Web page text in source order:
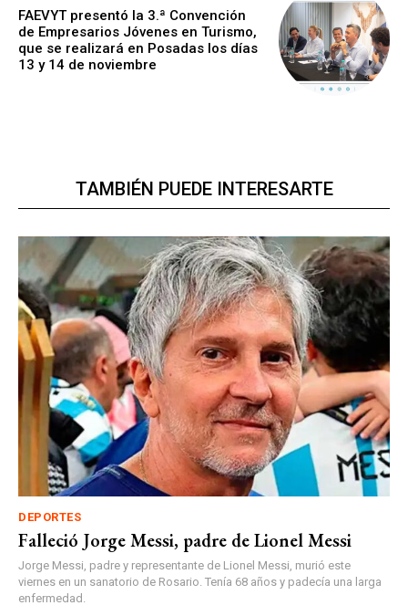
FAEVYT presentó la 3.ª Convención
de Empresarios Jóvenes en Turismo,
que se realizará en Posadas los días
13 y 14 de noviembre
TAMBIÉN PUEDE INTERESARTE
DEPORTES
Falleció Jorge Messi, padre de Lionel Messi
Jorge Messi, padre y representante de Lionel Messi, murió este
viernes en un sanatorio de Rosario. Tenía 68 años y padecía una larga
enfermedad.